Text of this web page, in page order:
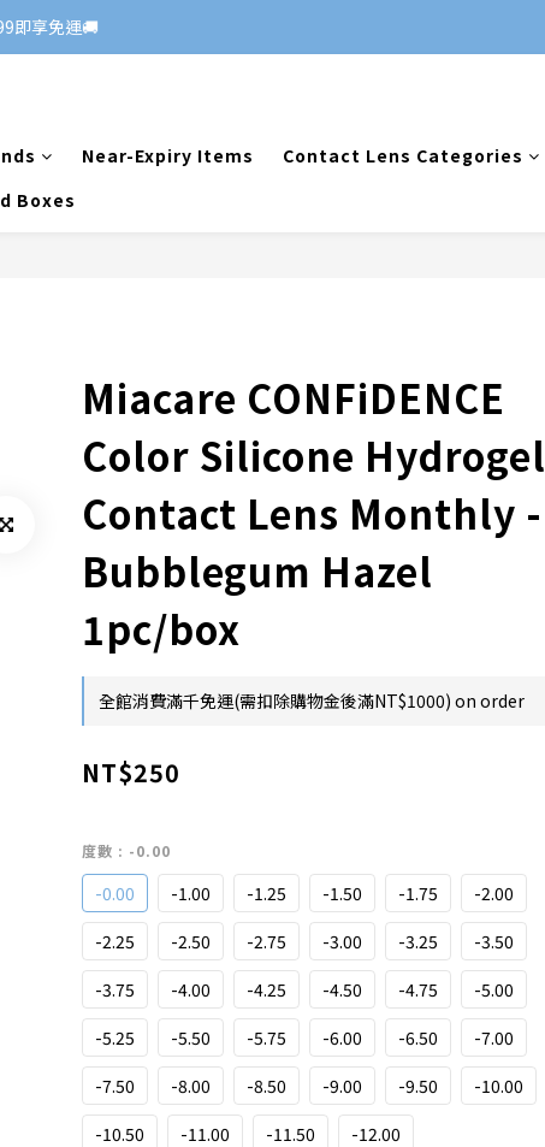
即享免運🚚
Near-Expiry Items Contact Lens Categories
Boxes
Miacare CONFiDENCE
Color Silicone Hydrogel
Contact Lens Monthly -
Bubblegum Hazel
1pc/box
全館消費滿千免運(需扣除購物金後滿NT$1000) on order
NT$250
度數 : -0.00
-0.00 -1.00 -1.25 -1.50 -1.75
-2.00
-2.25
-2.50 -2.75 -3.00 -3.25
-3.50
-3.75
-4.00 -4.25 -4.50 -4.75
-5.00
-5.25
-5.50 -5.75 -6.00 -6.50
-7.00
-7.50
-8.00 -8.50 -9.00 -9.50
-10.00
-10.50
-11.00 -11.50 -12.00